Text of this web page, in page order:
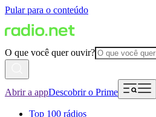
Pular para o conteúdo
O que você quer ouvir?
Abrir a appDescobrir o Prime
Top 100 rádios